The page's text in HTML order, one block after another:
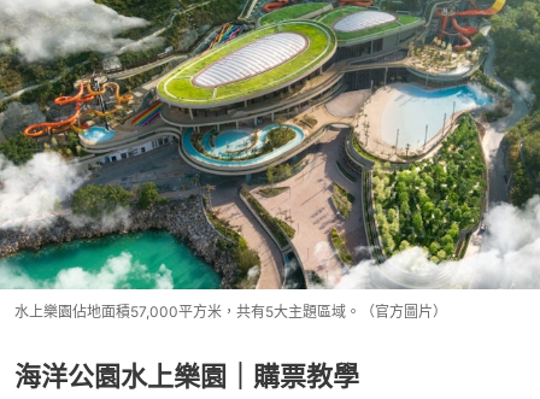
水上樂園佔地面積57,000平方米，共有5大主題區域。（官方圖片）
海洋公園水上樂園｜購票教學